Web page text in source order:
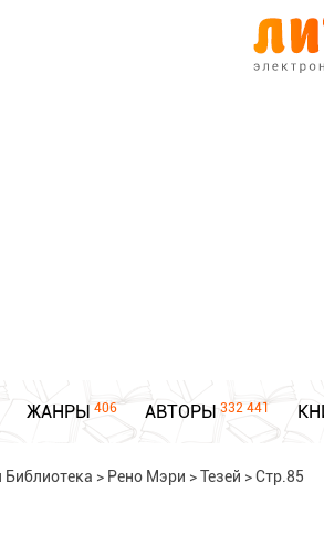
ЖАНРЫ 406 АВТОРЫ 332 441
> Рено Мэри >Тезей >Стр.85